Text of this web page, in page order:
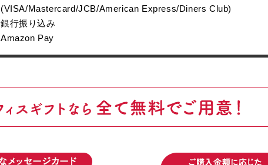
(VISA/Mastercard/JCB/American Express/Diners Club)
銀行振り込み
Amazon Pay